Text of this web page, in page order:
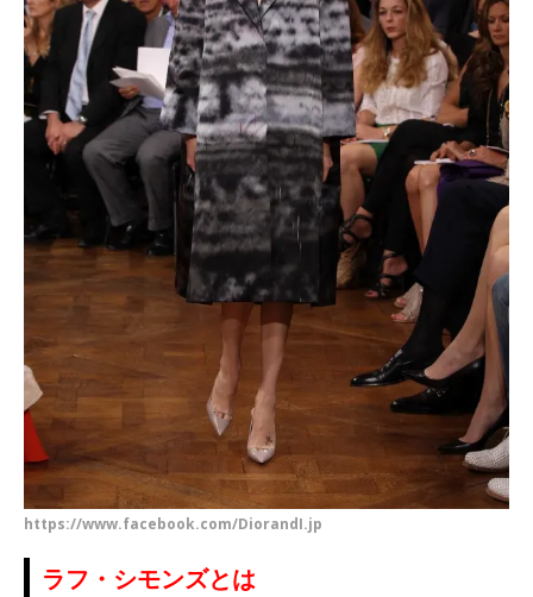
https://www.facebook.com/DiorandI.jp
ラフ・シモンズとは